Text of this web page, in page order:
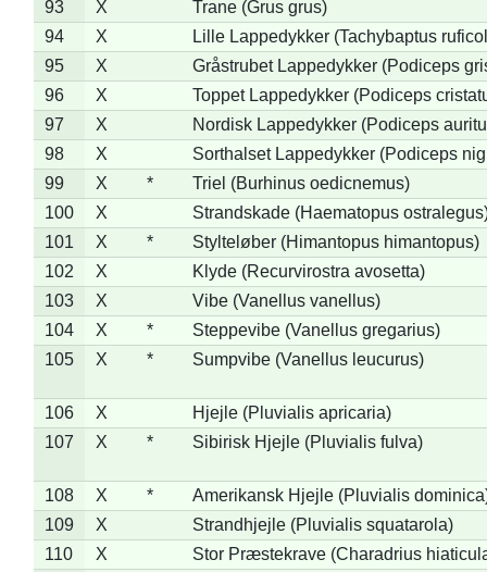
93 X
Trane (Grus grus)
94
X
Lille Lappedykker (Tachybaptus
95
X
Gråstrubet Lappedykker (Podiceps
96
X
Toppet Lappedykker (Podiceps
97
X
Nordisk Lappedykker (Podiceps
98
X
Sorthalset Lappedykker (Podiceps
99
X *
Triel (Burhinus oedicnemus)
100
X
Strandskade (Haematopus
101
X *
Stylteløber (Himantopus himantopus)
102
X
Klyde (Recurvirostra avosetta)
103
X
Vibe (Vanellus vanellus)
104
X *
Steppevibe (Vanellus gregarius)
105
X * Sumpvibe (Vanellus leucurus)
106 X
Hjejle (Pluvialis apricaria)
107
X * Sibirisk Hjejle (Pluvialis fulva)
108 X *
Amerikansk Hjejle (Pluvialis
109
X
Strandhjejle (Pluvialis squatarola)
110
X
Stor Præstekrave (Charadrius